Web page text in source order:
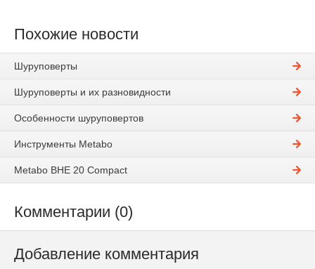
Похожие новости
Шуруповерты
Шуруповерты и их разновидности
Особенности шуруповертов
Инструменты Metabo
Metabo BHE 20 Compact
Комментарии (0)
Добавление комментария